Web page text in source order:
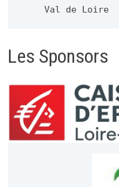
Val de Loire
Les Sponsors